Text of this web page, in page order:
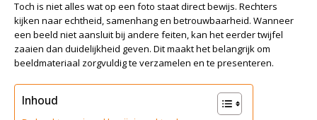
Toch is niet alles wat op een foto staat direct bewijs. Rechters
kijken naar echtheid, samenhang en betrouwbaarheid. Wanneer
een beeld niet aansluit bij andere feiten, kan het eerder twijfel
zaaien dan duidelijkheid geven. Dit maakt het belangrijk om
beeldmateriaal zorgvuldig te verzamelen en te presenteren.
Inhoud